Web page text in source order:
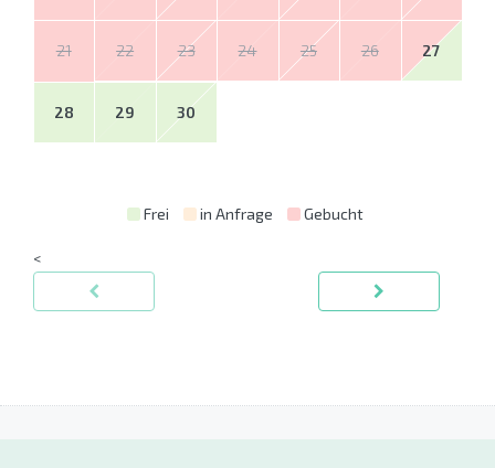
21 22 23 24 25 26 27
28 29 30
Frei in Anfrage Gebucht
<